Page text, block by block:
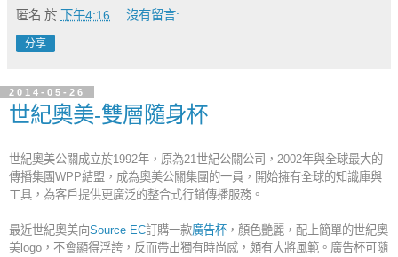
匿名 於 下午4:16 沒有留言:
分享
2014-05-26
世紀奧美-雙層隨身杯
世紀奧美​​公關成立於1992年，原為21世紀公關公司，2002年與全球最大的
傳播集團WPP結盟，成為奧美公關集團的一員，開始擁有全球的知識庫與
工具，為客戶提供更廣泛的整合式行銷傳播服務。
最近世紀奧美向Source EC訂購一款廣告杯 ，顏色艷麗，配上簡單的世紀奧
美logo，不會顯得浮誇，反而帶出獨有時尚感，頗有大將風範。廣告杯可隨